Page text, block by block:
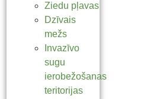
Ziedu pļavas
Dzīvais
mežs
Invazīvo
sugu
ierobežošanas
teritorijas